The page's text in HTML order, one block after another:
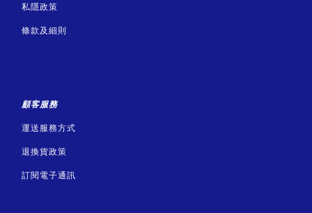
私隱政策
條款及細則
顧客服務
運送服務方式
退換貨政策
訂閱電子通訊